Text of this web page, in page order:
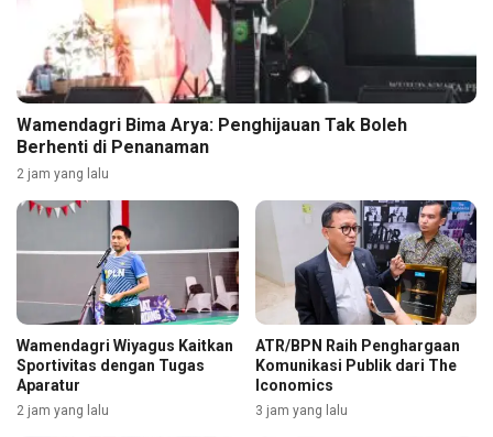
Wamendagri Bima Arya: Penghijauan Tak Boleh
Berhenti di Penanaman
2 jam yang lalu
Wamendagri Wiyagus Kaitkan
Sportivitas dengan Tugas
Aparatur
2 jam yang lalu
ATR/BPN Raih Penghargaan
Komunikasi Publik dari The
Iconomics
3 jam yang lalu